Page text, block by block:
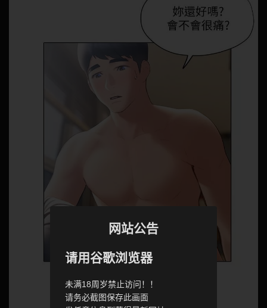
网站公告
请用谷歌浏览器
未满18周岁禁止访问！！
请务必截图保存此画面